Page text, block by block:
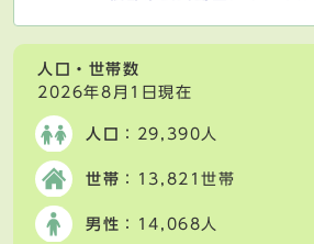
人口・世帯数
2026年8月1日現在
人口 ：29,390人
世帯 ：13,821世帯
男性 ：14,068人